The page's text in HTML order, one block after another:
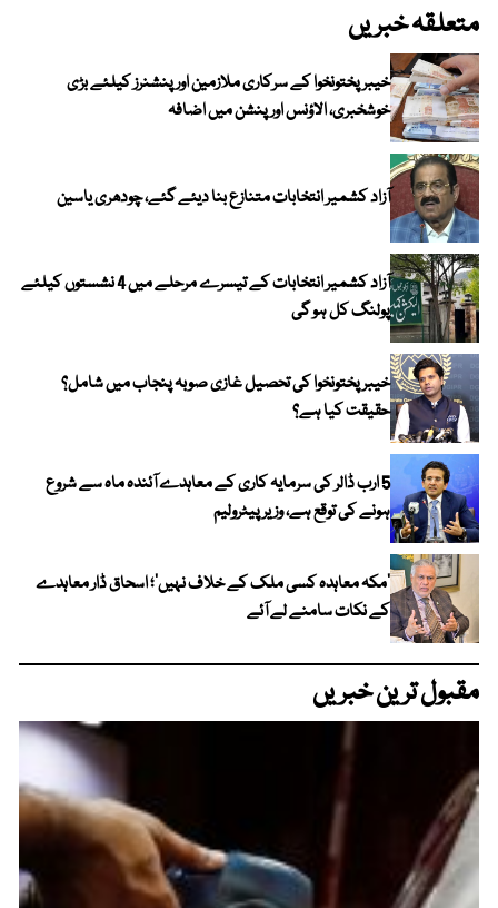
متعلقہ خبریں
خیبرپختونخوا کے سرکاری ملازمین اور پنشنرز کیلئے بڑی
خوشخبری، الاؤنس اور پنشن میں اضافہ
آزاد کشمیر انتخابات متنازع بنا دیئے گئے، چودھری یاسین
آزاد کشمیر انتخابات کے تیسرے مرحلے میں 4 نشستوں کیلئے
پولنگ کل ہو گی
خیبر پختونخوا کی تحصیل غازی صوبہ پنجاب میں شامل؟
حقیقت کیا ہے؟
5 ارب ڈالر کی سرمایہ کاری کے معاہدے آئندہ ماہ سے شروع
ہونے کی توقع ہے، وزیر پیٹرولیم
‘مکہ معاہدہ کسی ملک کے خلاف نہیں’؛ اسحاق ڈار معاہدے
کے نکات سامنے لے آئے
مقبول ترین خبریں